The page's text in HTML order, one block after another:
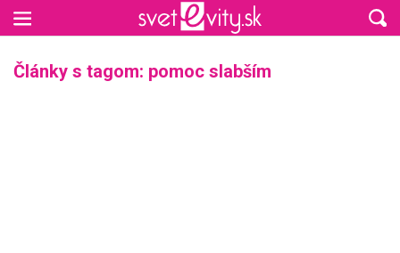
Články s tagom: pomoc slabším